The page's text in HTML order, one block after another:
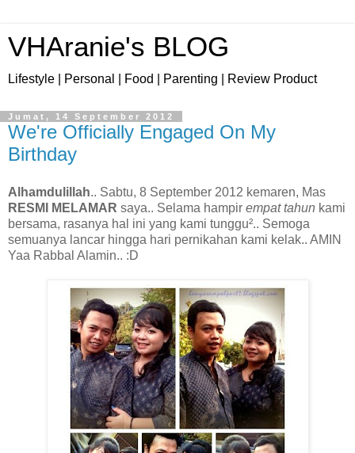
VHAranie's BLOG
Lifestyle | Personal | Food | Parenting | Review Product
Jumat, 14 September 2012
We're Officially Engaged On My
Birthday
Alhamdulillah.. Sabtu, 8 September 2012 kemaren, Mas
RESMI MELAMAR saya.. Selama hampir empat tahun kami
bersama, rasanya hal ini yang kami tunggu².. Semoga
semuanya lancar hingga hari pernikahan kami kelak.. AMIN
Yaa Rabbal Alamin.. :D